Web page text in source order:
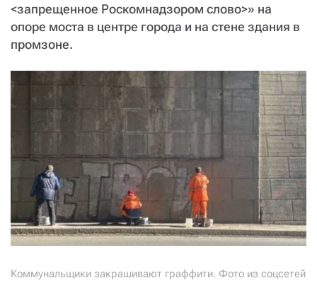
<запрещенное Роскомнадзором слово>» на
опоре моста в центре города и на стене здания в
промзоне.
Коммунальщики закрашивают граффити. Фото из соцсетей